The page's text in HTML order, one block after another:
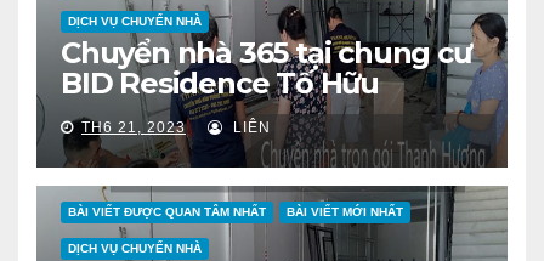
DỊCH VỤ CHUYỂN NHÀ
Chuyển nhà 365 tại chung cư
BID Residence Tố Hữu
TH6 21, 2023 LIÊN
BÀI VIẾT ĐƯỢC QUAN TÂM NHẤT BÀI VIẾT MỚI NHẤT
DỊCH VỤ CHUYỂN NHÀ